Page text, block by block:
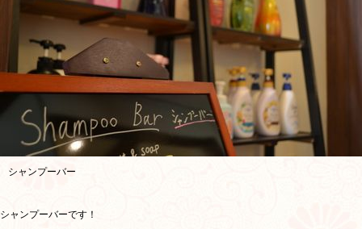
シャンプーバー
シャンプーバーです！